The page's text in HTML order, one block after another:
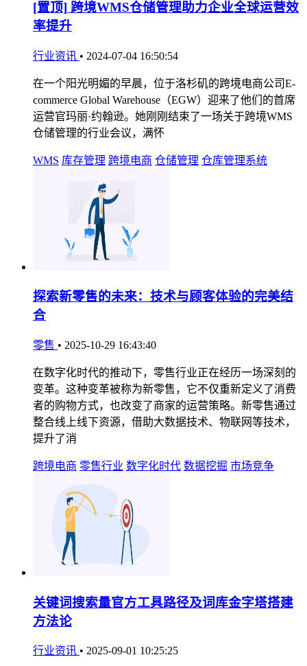
[置顶] 跨境WMS仓储管理助力企业全球运营效
率提升
行业资讯 • 2024-07-04 16:50:54
在一个阳光明媚的早晨，位于洛杉矶的跨境电商公司E-
commerce Global Warehouse（EGW）迎来了他们的首席
运营官玛丽·约翰逊。她刚刚结束了一场关于跨境WMS
仓储管理的行业会议，满怀
WMS 库存管理 跨境电商 仓储管理 仓库管理系统
探索新零售的未来：技术与顾客体验的完美结
合
零售 • 2025-10-29 16:43:40
在数字化时代的推动下，零售行业正在经历一场深刻的
变革。这种变革被称为新零售，它不仅重新定义了消费
者的购物方式，也改变了商家的运营策略。新零售通过
整合线上线下资源，借助大数据技术、物联网等技术，
提升了消
跨境电商 零售行业 数字化时代 数据挖掘 市场竞争
关键词搜索量官方工具路径及词库金字塔搭建
方法论
行业资讯 • 2025-09-01 10:25:25